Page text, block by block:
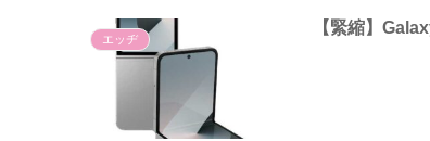
エッヂ
【緊縮】